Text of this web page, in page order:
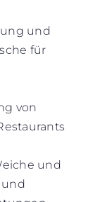
und
für
von
und
und